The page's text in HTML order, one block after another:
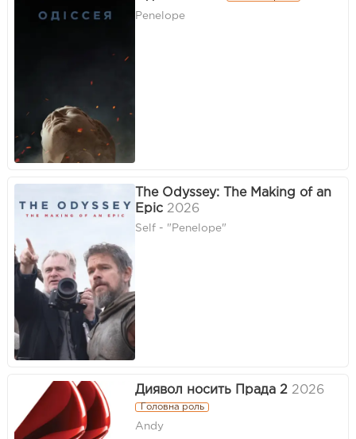
Penelope
The Odyssey: The Making of an
Epic 2026
Self - "Penelope"
Диявол носить Прада 2 2026
Головна роль
Andy